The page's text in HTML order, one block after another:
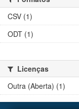
CSV (1)
ODT (1)
Licenças
Outra (Aberta) (1)